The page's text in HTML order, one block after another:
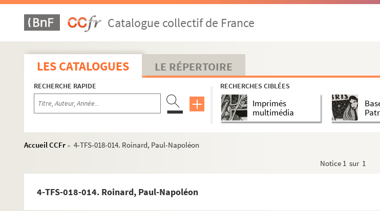
Catalogue collectif de France
LES CATALOGUES LE RÉPERTOIRE
RECHERCHE RAPIDE RECHERCHES CIBLÉES
Imprimés
multimédia
Accueil CCFr > 4-TFS-018-014. Roinard, Paul-Napoléon
Notice 1 sur 1
4-TFS-018-014. Roinard, Paul-Napoléon
8-TFS-018-059. Mayol, Félix
8-TFS-018-092. Mercier, G.
8-TFS-018-060. Metenier, Oscar
8-TFS-018-061. Meusy, Victor
8-TFS-018-062. Mévisto, Jules
8-TFS-018-064. Mille, Pierre
8-TFS-018-066. Murjas, Louis